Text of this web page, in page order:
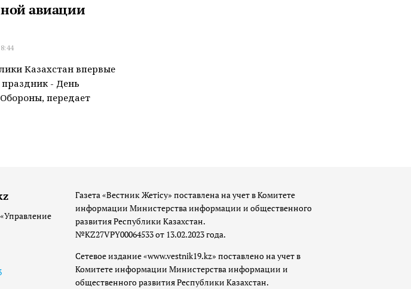
авиации
Казахстан впервые
- День
передает
Газета «Вестник Жетісу» поставлена на учет в Комитете
информации Министерства информации и общественного
развития Республики Казахстан.
№KZ27VPY00064533 от 13.02.2023 года.
Сетевое издание «www.vestnik19.kz» поставлено на учет в
Комитете информации Министерства информации и
общественного развития Республики Казахстан.